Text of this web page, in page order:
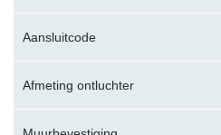
Aansluitcode
Afmeting ontluchter